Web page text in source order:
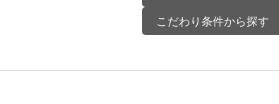
こだわり条件から探す